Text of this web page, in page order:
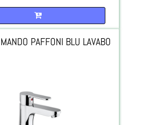
PAFFONI BLU LAVABO